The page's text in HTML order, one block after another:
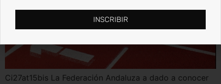
Ci27at15bis La Federación Andaluza a dado a conocer
INSCRIBIR